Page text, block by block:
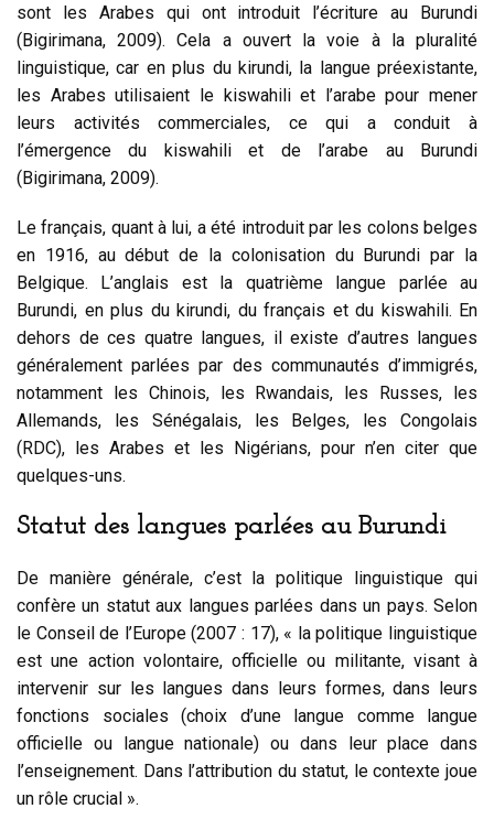
sont les Arabes qui ont introduit l’écriture au Burundi
(Bigirimana, 2009). Cela a ouvert la voie à la pluralité
linguistique, car en plus du kirundi, la langue préexistante,
les Arabes utilisaient le kiswahili et l’arabe pour mener
leurs activités commerciales, ce qui a conduit à
l’émergence du kiswahili et de l’arabe au Burundi
(Bigirimana, 2009).
Le français, quant à lui, a été introduit par les colons belges
en 1916, au début de la colonisation du Burundi par la
Belgique. L’anglais est la quatrième langue parlée au
Burundi, en plus du kirundi, du français et du kiswahili. En
dehors de ces quatre langues, il existe d’autres langues
généralement parlées par des communautés d’immigrés,
notamment les Chinois, les Rwandais, les Russes, les
Allemands, les Sénégalais, les Belges, les Congolais
(RDC), les Arabes et les Nigérians, pour n’en citer que
quelques-uns.
Statut des langues parlées au Burundi
De manière générale, c’est la politique linguistique qui
confère un statut aux langues parlées dans un pays. Selon
le Conseil de l’Europe (2007 : 17), « la politique linguistique
est une action volontaire, officielle ou militante, visant à
intervenir sur les langues dans leurs formes, dans leurs
fonctions sociales (choix d’une langue comme langue
officielle ou langue nationale) ou dans leur place dans
l’enseignement. Dans l’attribution du statut, le contexte joue
un rôle crucial ».